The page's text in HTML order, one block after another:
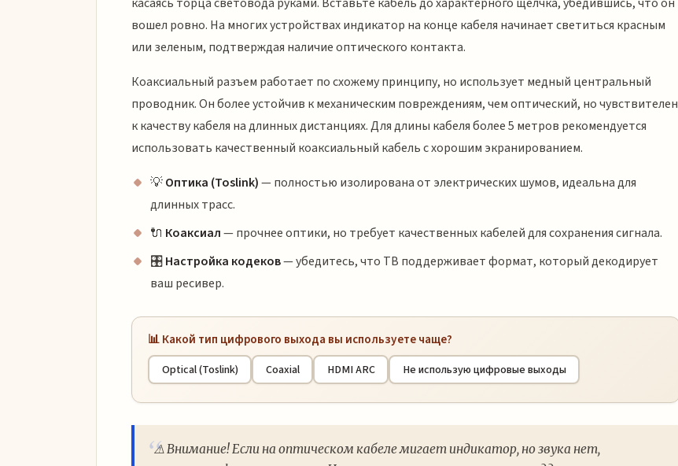
вошел ровно. На многих устройствах индикатор на конце кабеля начинает светиться красным
или зеленым, подтверждая наличие оптического контакта.
Коаксиальный разъем работает по схожему принципу, но использует медный центральный
проводник. Он более устойчив к механическим повреждениям, чем оптический, но чувствителен
к качеству кабеля на длинных дистанциях. Для длины кабеля более 5 метров рекомендуется
использовать качественный коаксиальный кабель с хорошим экранированием.
💡Оптика (Toslink)— полностью изолирована от электрических шумов, идеальна для
длинных трасс.
🔌 Коаксиал— прочнее оптики, но требует качественных кабелей для сохранения сигнала.
🎛️Настройка кодеков— убедитесь, что ТВ поддерживает формат, который декодирует
ваш ресивер.
📊 Какой тип цифрового выхода вы используете чаще?
Optical (Toslink) Coaxial HDMI ARC Не использую цифровые выходы
⚠️ Внимание! Если на оптическом кабеле мигает индикатор, но звука нет,